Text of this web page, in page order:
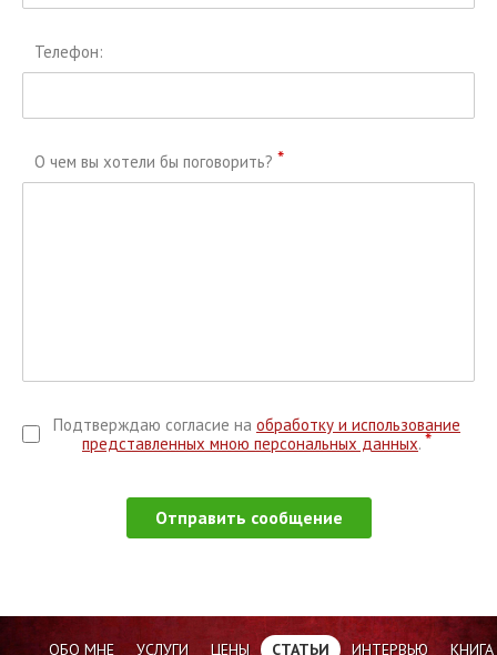
Телефон:
О чем вы хотели бы поговорить? *
Подтверждаю согласие на обработку и использование
представленных мною персональных данных. *
Отправить сообщение
ОБО МНЕ УСЛУГИ ЦЕНЫ СТАТЬИ ИНТЕРВЬЮ КНИГА